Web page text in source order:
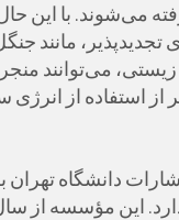
می‌شوند. با این
تجدیدپذیر، مانند
می‌توانند
از استفاده از
دانشگاه تهران